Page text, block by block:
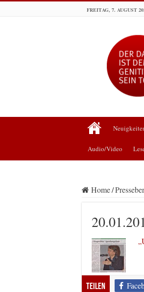
FREITAG, 7. AUGUST
Audio/Video
Home/
Teilen